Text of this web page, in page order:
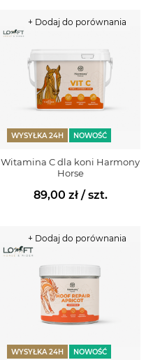
WYSYŁKA 24H NOWOŚĆ
Witamina C dla koni Harmony
Horse
89,00 zł/ szt.
+ Dodaj do porównania
WYSYŁKA 24H NOWOŚĆ
+ Dodaj do porównania